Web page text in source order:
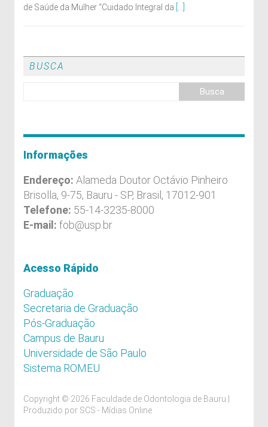
de Saúde da Mulher “Cuidado Integral da
BUSCA
Informações
Endereço: Alameda Doutor Octávio Pinheiro
Brisolla, 9-75, Bauru - SP, Brasil, 17012-901
Telefone: 55-14-3235-8000
E-mail: fob@usp.br
Acesso Rápido
Graduação
Secretaria de Graduação
Pós-Graduação
Campus de Bauru
Universidade de São Paulo
Sistema ROMEU
Copyright © 2026 Faculdade de Odontologia de Bauru |
Produzido por SCS - Mídias Online